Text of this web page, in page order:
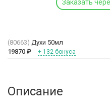
Заказать
(80663) Духи 50мл
19870 ₽ + 132 бонуса
Описание